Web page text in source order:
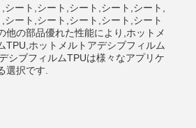
ート,シート,シート,シート,シート,
シート,シート,シート,シート,シート
他の部品優れた性能により,ホットメ
TPU,ホットメルトアデシブフィルム
シブフィルムTPUは様々なアプリケ
選択です.